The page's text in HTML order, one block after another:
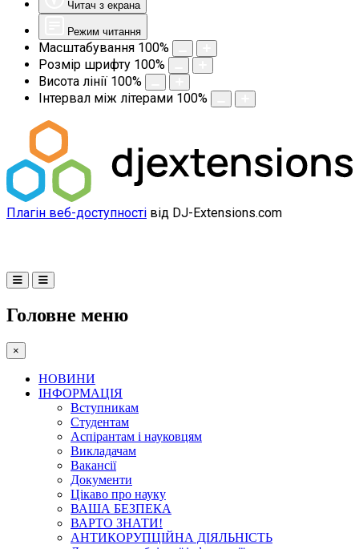
Читач з екрана
Режим читання
Масштабування 100%
Розмір шрифту 100%
Висота лінії 100%
Інтервал між літерами 100%
Плагін веб-доступності від DJ-Extensions.com
Головне меню
×
НОВИНИ
ІНФОРМАЦІЯ
Вступникам
Студентам
Аспірантам і науковцям
Викладачам
Вакансії
Документи
Цікаво про науку
ВАША БЕЗПЕКА
ВАРТО ЗНАТИ!
АНТИКОРУПЦІЙНА ДІЯЛЬНІСТЬ